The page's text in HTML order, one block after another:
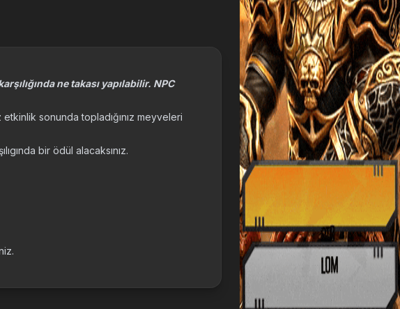
ne takası yapılabilir. NPC
etkinlik sonunda topladığınız meyveleri
bir ödül alacaksınız.